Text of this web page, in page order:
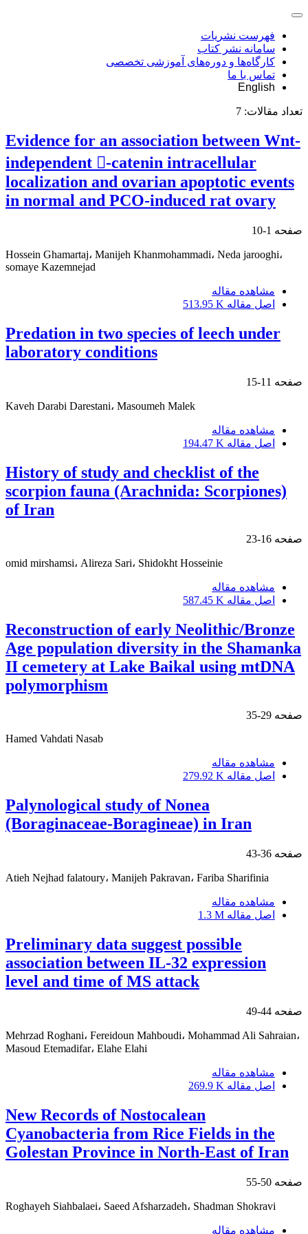
فهرست نشریات
سامانه نشر کتاب
کارگاه‌ها و دوره‌های آموزشی تخصصی
تماس با ما
English
تعداد مقالات: 7
Evidence for an association between Wnt-
independent -catenin intracellular
localization and ovarian apoptotic events
in normal and PCO-induced rat ovary
صفحه 1-10
Hossein Ghamartaj، Manijeh Khanmohammadi، Neda jarooghi،
somaye Kazemnejad
مشاهده مقاله
اصل مقاله 513.95 K
Predation in two species of leech under
laboratory conditions
صفحه 11-15
Kaveh Darabi Darestani، Masoumeh Malek
مشاهده مقاله
اصل مقاله 194.47 K
History of study and checklist of the
scorpion fauna (Arachnida: Scorpiones)
of Iran
صفحه 16-23
omid mirshamsi، Alireza Sari، Shidokht Hosseinie
مشاهده مقاله
اصل مقاله 587.45 K
Reconstruction of early Neolithic/Bronze
Age population diversity in the Shamanka
II cemetery at Lake Baikal using mtDNA
polymorphism
صفحه 29-35
Hamed Vahdati Nasab
مشاهده مقاله
اصل مقاله 279.92 K
Palynological study of Nonea
(Boraginaceae-Boragineae) in Iran
صفحه 36-43
Atieh Nejhad falatoury، Manijeh Pakravan، Fariba Sharifinia
مشاهده مقاله
اصل مقاله 1.3 M
Preliminary data suggest possible
association between IL-32 expression
level and time of MS attack
صفحه 44-49
Mehrzad Roghani، Fereidoun Mahboudi، Mohammad Ali Sahraian،
Masoud Etemadifar، Elahe Elahi
مشاهده مقاله
اصل مقاله 269.9 K
New Records of Nostocalean
Cyanobacteria from Rice Fields in the
Golestan Province in North-East of Iran
صفحه 50-55
Roghayeh Siahbalaei، Saeed Afsharzadeh، Shadman Shokravi
مشاهده مقاله